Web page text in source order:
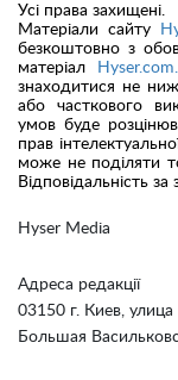
Hyser Media
Адреса редакції
03150 г. Киев, улица
Большая
Усі права захищені.
Матеріали сайту
безкоштовно з
матеріал
знаходитися не
або часткового
умов буде
прав
може не поділяти
Відповідальність